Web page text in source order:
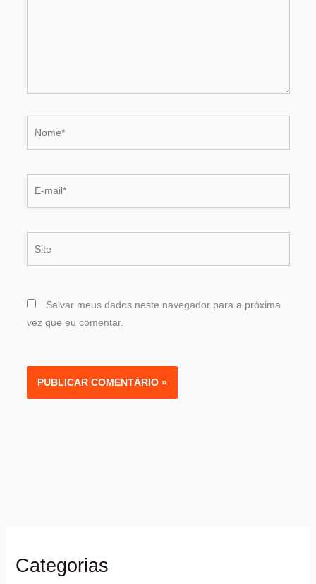
Categorias
Salvar meus dados neste navegador para a próxima
vez que eu comentar.